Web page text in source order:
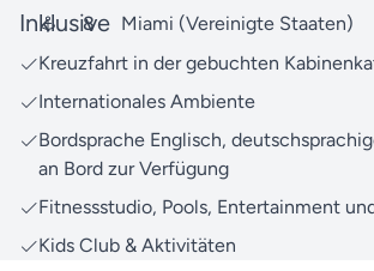
spannende USA-Ostküste-Reisen und
Bei Fragen zu Ihrer Reise oder
Expertenteam berät Sie gerne
umfassend.
auf unvergessliche Erlebnisse vor –
8 Miami (Vereinigte Staaten)
Inklusive
Kreuzfahrt in der gebuchten
Internationales Ambiente
Bordsprache Englisch,
an Bord zur Verfügung
Fitnessstudio, Pools, Entertainment
Kids Club & Aktivitäten